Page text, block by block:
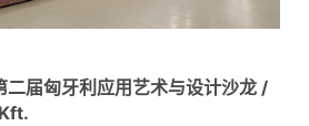
届匈牙利应用艺术与设计沙龙 /